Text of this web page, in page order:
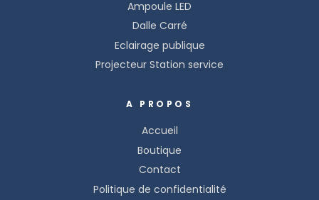
Ampoule LED
Dalle Carré
Eclairage publique
Projecteur Station service
A PROPOS
Accueil
Boutique
Contact
Politique de confidentialité